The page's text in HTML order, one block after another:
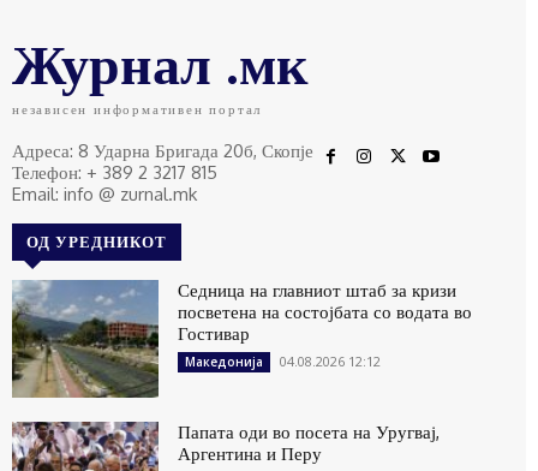
Журнал .мк
независен информативен портал
Адреса: 8 Ударна Бригада 20б, Скопје
Телефон: + 389 2 3217 815
Email: info @ zurnal.mk
ОД УРЕДНИКОТ
Седница на главниот штаб за кризи
посветена на состојбата со водата во
Гостивар
Македонија 04.08.2026 12:12
Папата оди во посета на Уругвај,
Аргентина и Перу